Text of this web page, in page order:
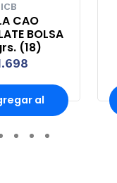
ICB
CAO
BOLSA
(18)
al